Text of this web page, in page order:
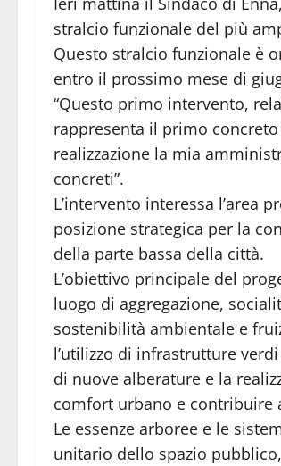
stralcio funzionale del più
Questo stralcio funzionale è
entro il prossimo mese di
“Questo primo intervento,
rappresenta il primo
realizzazione la mia
concreti”.
L’intervento interessa l’area
posizione strategica per la
della parte bassa della città.
L’obiettivo principale del
luogo di aggregazione,
sostenibilità ambientale e
l’utilizzo di infrastrutture
di nuove alberature e la
comfort urbano e contribuire
Le essenze arboree e le
unitario dello spazio